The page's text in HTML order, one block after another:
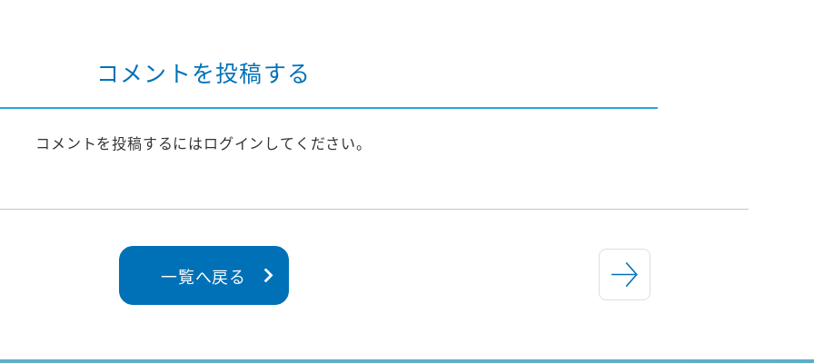
コメントを投稿する
コメントを投稿するにはログイン してください。
一覧へ戻る